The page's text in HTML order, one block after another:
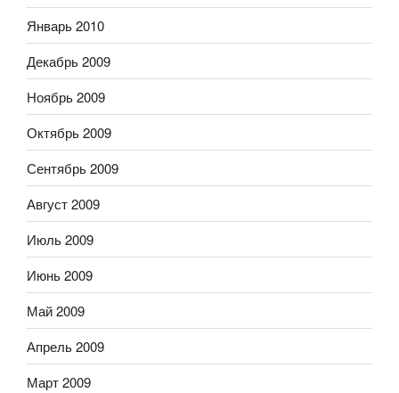
Январь 2010
Декабрь 2009
Ноябрь 2009
Октябрь 2009
Сентябрь 2009
Август 2009
Июль 2009
Июнь 2009
Май 2009
Апрель 2009
Март 2009